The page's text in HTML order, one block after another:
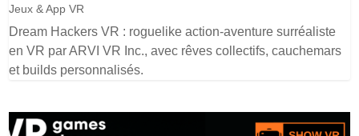
Jeux & App VR
Dream Hackers VR : roguelike action-aventure surréaliste
en VR par ARVI VR Inc., avec rêves collectifs, cauchemars
et builds personnalisés.